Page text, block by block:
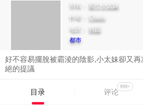
别名： 那个小太妹
作者： Chanis
地区： 韩国
都市
好不容易擺脫被霸淩的陰影,小太妹卻又
絕的提議
目录 评论
999+